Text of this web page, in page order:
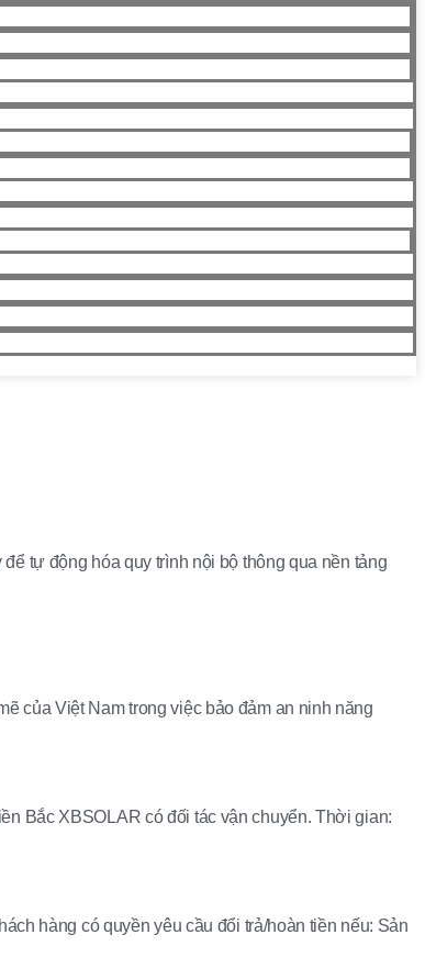
tự động hóa quy trình nội bộ thông qua nền tảng
của Việt Nam trong việc bảo đảm an ninh năng
Bắc XBSOLAR có đối tác vận chuyển. Thời gian:
hàng có quyền yêu cầu đổi trả/hoàn tiền nếu: Sản